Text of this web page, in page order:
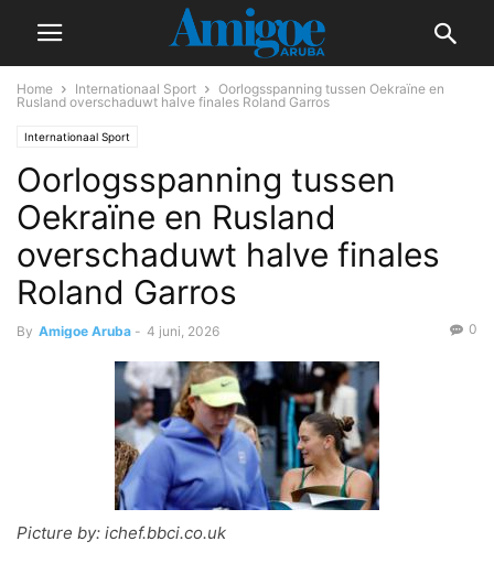
Home Internationaal Sport
Oorlogsspanning tussen Oekraïne en
Rusland overschaduwt halve finales Roland Garros
Internationaal Sport
Oorlogsspanning tussen
Oekraïne en Rusland
overschaduwt halve finales
Roland Garros
By Amigoe Aruba - 4 juni, 2026 0
Picture by: ichef.bbci.co.uk